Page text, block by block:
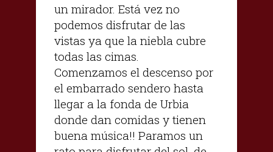
un mirador. Está vez no
podemos disfrutar de las
vistas ya que la niebla cubre
todas las cimas.
Comenzamos el descenso por
el embarrado sendero hasta
llegar a la fonda de Urbia
donde dan comidas y tienen
buena música!! Paramos un